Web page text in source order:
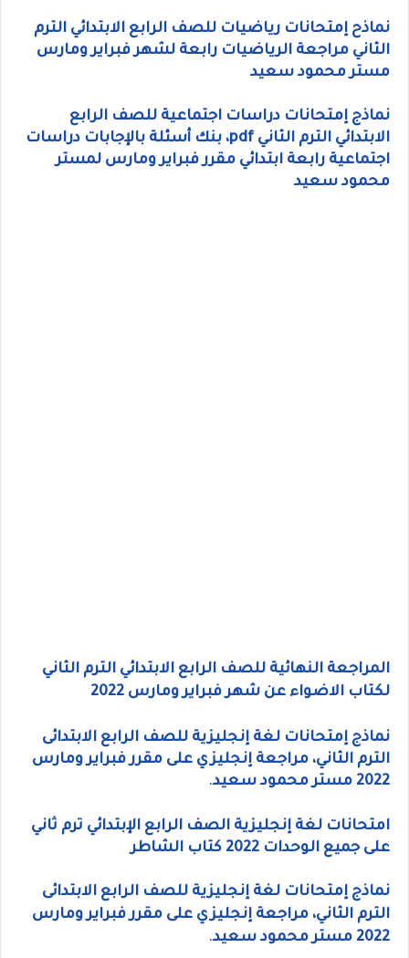
نماذح إمتحانات رياضيات للصف الرابع الابتدائي الترم
الثاني مراجعة الرياضيات رابعة لشهر فبراير ومارس
مستر محمود سعيد
نماذج إمتحانات دراسات اجتماعية للصف الرابع
الابتدائي الترم الثاني pdf، بنك أسئلة بالإجابات دراسات
اجتماعية رابعة ابتدائي مقرر فبراير ومارس لمستر
محمود سعيد
المراجعة النهائية للصف الرابع الابتدائي الترم الثاني
لكتاب الاضواء عن شهر فبراير ومارس 2022
نماذج إمتحانات لغة إنجليزية للصف الرابع الابتدائى
الترم الثاني، مراجعة إنجليزي على مقرر فبراير ومارس
2022 مستر محمود سعيد
.
امتحانات لغة إنجليزية الصف الرابع الإبتدائي ترم ثاني
على جميع الوحدات 2022 كتاب الشاطر
نماذج إمتحانات لغة إنجليزية للصف الرابع الابتدائى
الترم الثاني، مراجعة إنجليزي على مقرر فبراير ومارس
2022 مستر محمود سعيد
.